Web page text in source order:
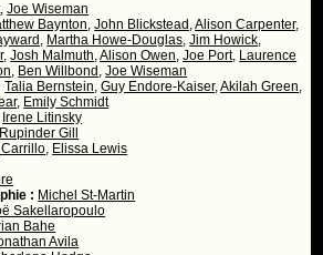
,Joe Wiseman
Baynton,John Blickstead ,Alison Carpenter,
, Martha Howe-Douglas,Jim Howick,
,Josh Malmuth,Alison Owen,Joe Port, Laurence
, Ben Willbond ,Joe Wiseman
Talia Bernstein,Guy Endore-Kaiser,Akilah Green,
, Emily Schmidt
Irene Litinsky
Rupinder Gill
, Elissa Lewis
: Michel St-Martin
Sakellaropoulo
Bahe
Avila